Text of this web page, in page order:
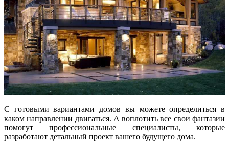
С готовыми вариантами домов вы можете определиться в
каком направлении двигаться. А воплотить все свои фантазии
помогут профессиональные специалисты, которые
разработают детальный проект вашего будущего дома.